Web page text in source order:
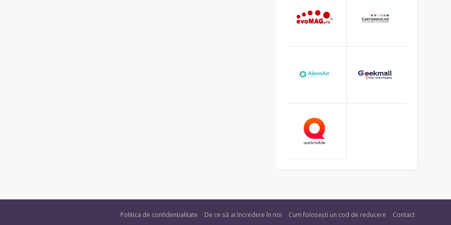
Politica de confidențialitate De ce să ai încredere în noi Cum folosești un cod de reducere Contact